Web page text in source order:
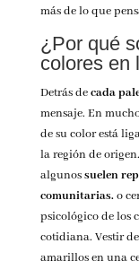
más de lo que
¿Por qué
colores en
Detrás decada
mensaje. En
de su color está
la región de
algunossuelen
comunitarias.o
psicológico de los
cotidiana. Vestir
amarillos en una